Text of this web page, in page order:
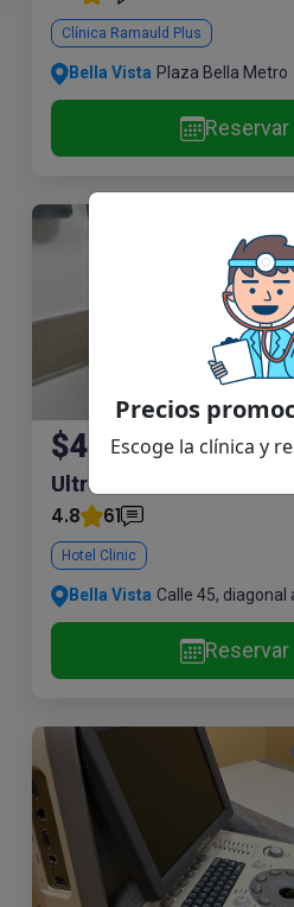
Clínica Ramauld Plus
Bella Vista Plaza Bella Metro
Reservar
$46.00
Ultrasonido Obstétrico
4.8
61
Hotel Clinic
Bella Vista Calle 45, diagonal
Reservar
Precios
Escoge la clínica y